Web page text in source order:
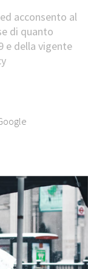
ed acconsento al
di quanto
e della vigente